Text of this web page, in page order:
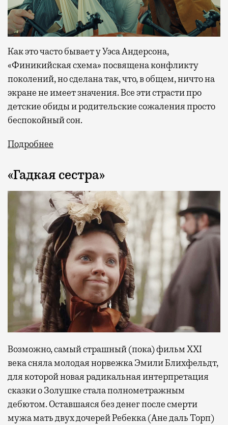
Как это часто бывает у Уэса Андерсона,
«Финикийская схема» посвящена конфликту
поколений, но сделана так, что, в общем, ничто на
экране не имеет значения. Все эти страсти про
детские обиды и родительские сожаления просто
беспокойный сон.
Подробнее
«Гадкая сестра»
Возможно, самый страшный (пока) фильм XXI
века сняла молодая норвежка Эмили Блихфельдт,
для которой новая радикальная интерпретация
сказки о Золушке стала полнометражным
дебютом. Оставшаяся без денег после смерти
мужа мать двух дочерей Ребекка (Ане даль Торп)